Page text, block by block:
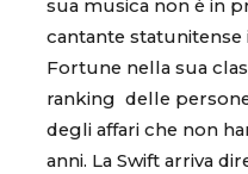
sua musica non è in
cantante statunitense
Fortune nella sua
ranking delle
degli affari che non
anni. La Swift arriva